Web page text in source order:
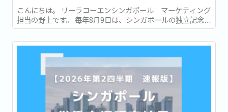
こんにちは。 リーラコーエンシンガポール マーケティング
担当の野上です。 毎年8月9日は、シンガポールの独立記念日
(National Day) です。 今年2026年は独立から61周年を迎え
る年です。 街中には国旗や記念装飾が並び、毎年恒例の
National Day Parade...